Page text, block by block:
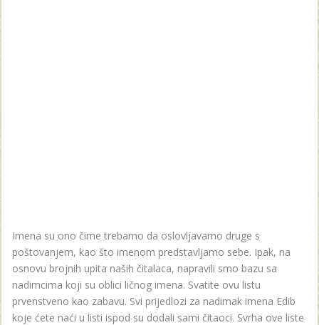
Imena su ono čime trebamo da oslovljavamo druge s
poštovanjem, kao što imenom predstavljamo sebe. Ipak, na
osnovu brojnih upita naših čitalaca, napravili smo bazu sa
nadimcima koji su oblici ličnog imena. Svatite ovu listu
prvenstveno kao zabavu. Svi prijedlozi za nadimak imena Edib
koje ćete naći u listi ispod su dodali sami čitaoci. Svrha ove liste